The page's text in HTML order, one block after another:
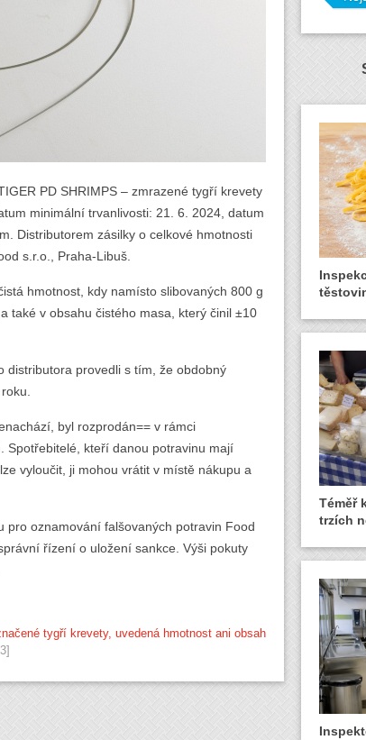
PD SHRIMPS – zmrazené tygří krevety
minimální trvanlivosti: 21. 6. 2024, datum
Distributorem zásilky o celkové hmotnosti
s.r.o., Praha-Libuš.
hmotnost, kdy namísto slibovaných 800 g
také v obsahu čistého masa, který činil ±10
distributora provedli s tím, že obdobný
byl rozprodán== v rámci
Spotřebitelé, kteří danou potravinu mají
vyloučit, ji mohou vrátit v místě nákupu a
pro oznamování falšovaných potravin Food
řízení o uložení sankce. Výši pokuty
tygří krevety, uvedená hmotnost ani obsah
Téměř
trzích